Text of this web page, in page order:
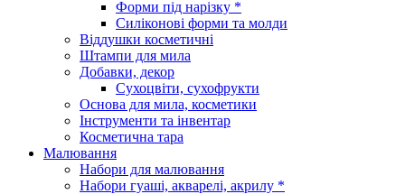
Форми під нарізку *
Силіконові форми та молди
Віддушки косметичні
Штампи для мила
Добавки, декор
Сухоцвіти, сухофрукти
Основа для мила, косметики
Інструменти та інвентар
Косметична тара
Малювання
Набори для малювання
Набори гуаші, акварелі, акрилу *